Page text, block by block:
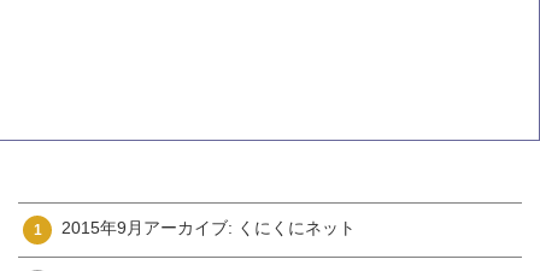
1 2015年9月アーカイブ: くにくにネット